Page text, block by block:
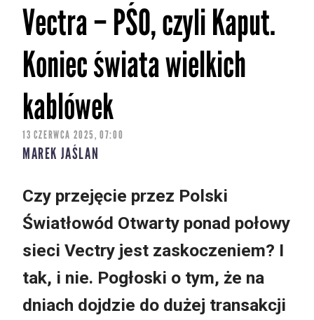
Vectra – PŚO, czyli Kaput.
Koniec świata wielkich
kablówek
13 CZERWCA 2025, 07:00
MAREK JAŚLAN
Czy przejęcie przez Polski
Światłowód Otwarty ponad połowy
sieci Vectry jest zaskoczeniem? I
tak, i nie. Pogłoski o tym, że na
dniach dojdzie do dużej transakcji